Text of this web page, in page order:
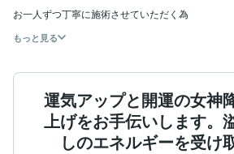
もっと見る
運気アップと開運の女神
上げをお手伝いします。
しのエネルギーを受け